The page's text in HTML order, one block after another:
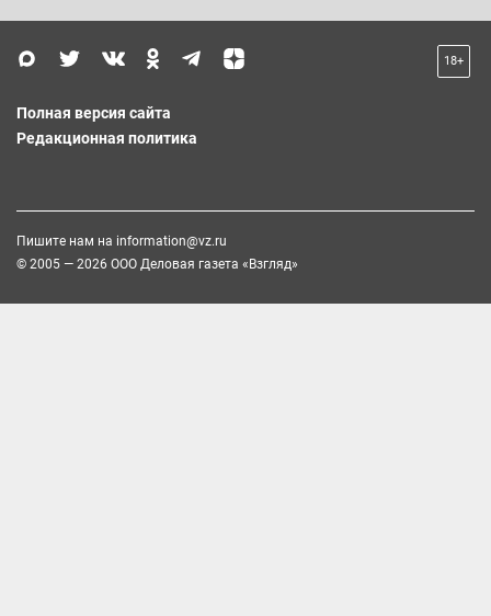
18+
Полная версия сайта
Редакционная политика
Пишите нам на information@vz.ru
© 2005 — 2026 ООО Деловая газета «Взгляд»